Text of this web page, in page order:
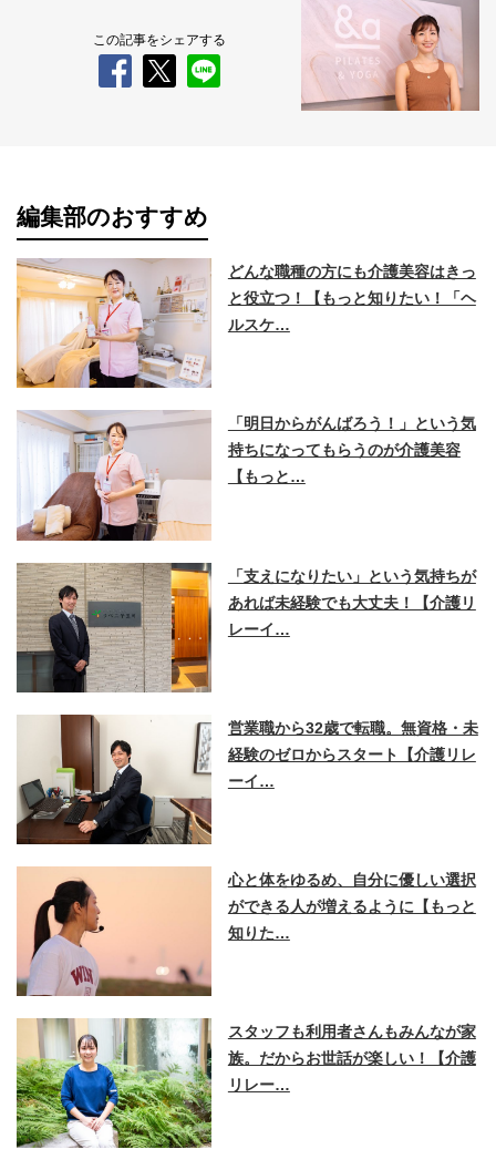
この記事をシェアする
編集部のおすすめ
どんな職種の方にも介護美容はきっ
と役立つ！【もっと知りたい！「ヘ
ルスケ…
「明日からがんばろう！」という気
持ちになってもらうのが介護美容
【もっと…
「支えになりたい」という気持ちが
あれば未経験でも大丈夫！【介護リ
レーイ…
営業職から32歳で転職。無資格・未
経験のゼロからスタート【介護リレ
ーイ…
心と体をゆるめ、自分に優しい選択
ができる人が増えるように【もっと
知りた…
スタッフも利用者さんもみんなが家
族。だからお世話が楽しい！【介護
リレー…